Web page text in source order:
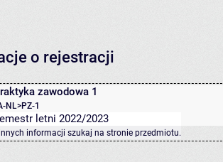
o rejestracji
zawodowa 1
NL>PZ-1
letni 2022/2023
informacji szukaj na stronie przedmiotu.